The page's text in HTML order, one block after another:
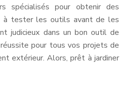
spécialisés pour obtenir des
à tester les outils avant de les
judicieux dans un bon outil de
pour tous vos projets de
extérieur. Alors, prêt à jardiner